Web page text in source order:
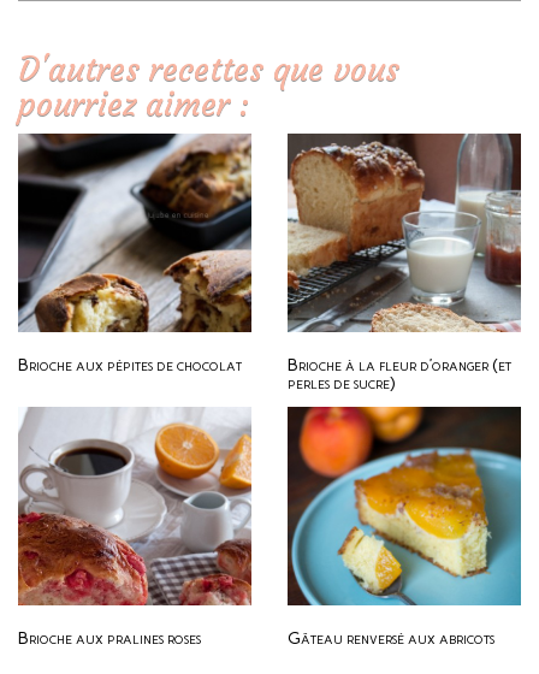
D'autres recettes que vous
pourriez aimer :
Brioche aux pépites de chocolat
Brioche à la fleur d’oranger (et
perles de sucre)
Brioche aux pralines roses Gâteau renversé aux abricots